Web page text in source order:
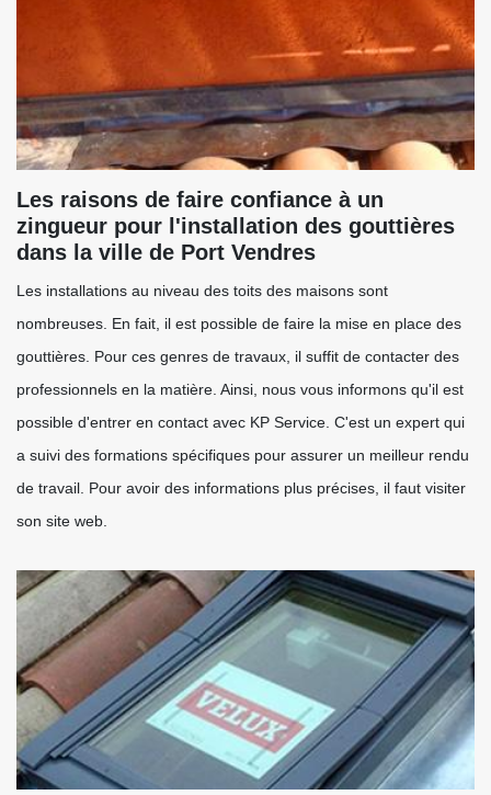
Les raisons de faire confiance à un
zingueur pour l'installation des gouttières
dans la ville de Port Vendres
Les installations au niveau des toits des maisons sont
nombreuses. En fait, il est possible de faire la mise en place des
gouttières. Pour ces genres de travaux, il suffit de contacter des
professionnels en la matière. Ainsi, nous vous informons qu'il est
possible d'entrer en contact avec KP Service. C'est un expert qui
a suivi des formations spécifiques pour assurer un meilleur rendu
de travail. Pour avoir des informations plus précises, il faut visiter
son site web.